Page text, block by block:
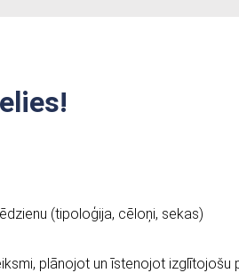
(tipoloģija, cēloņi, sekas)
plānojot un īstenojot